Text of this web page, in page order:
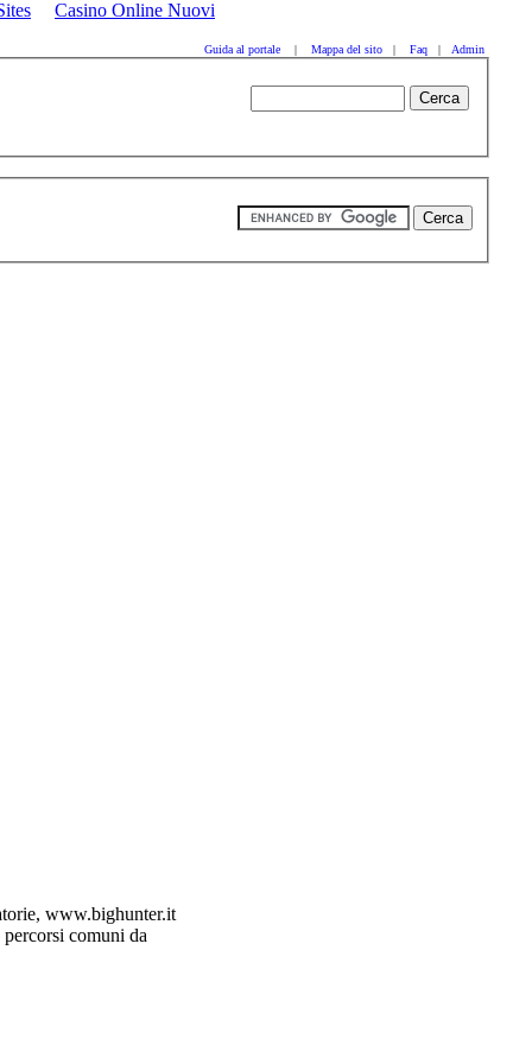
Casino Online Nuovi
Guida al portale | Mappa del sito | Faq | Admin
www.bighunter.it
comuni da